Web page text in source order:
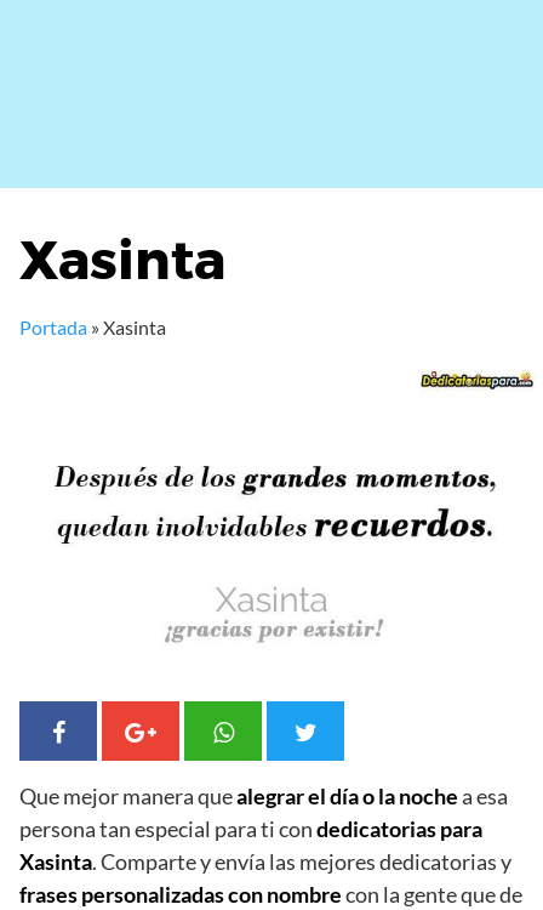
Xasinta
Portada »Xasinta
Que mejor manera quealegrar el día o la nochea esa
persona tan especial para ti condedicatorias para
Xasinta. Comparte y envía las mejores dedicatorias y
frases personalizadas con nombrecon la gente que de